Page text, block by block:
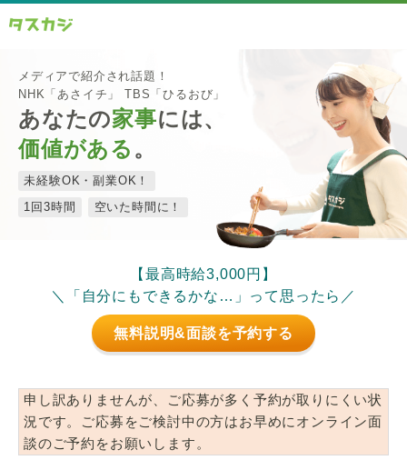
メディアで紹介され話題！
NHK「あさイチ」 TBS「ひるおび」
あなたの家事には、
価値がある 。
未経験OK・副業OK！
1回3時間
空いた時間に！
【最高時給3,000円】
＼「自分にもできるかな…」って思ったら／
無料説明&面談を予約する
申し訳ありませんが、ご応募が多く予約が取りにくい状
況です。ご応募をご検討中の方はお早めにオンライン面
談のご予約をお願いします。